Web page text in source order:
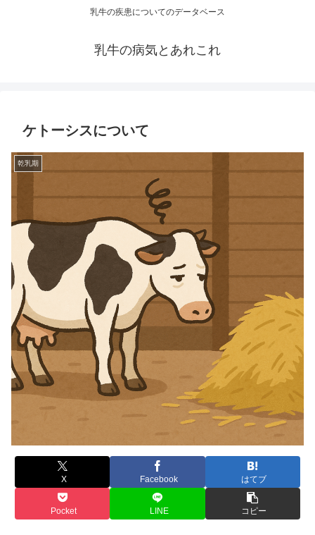
乳牛の疾患についてのデータベース
乳牛の病気とあれこれ
ケトーシスについて
乾乳期
X Facebook はてブ
Pocket LINE コピー